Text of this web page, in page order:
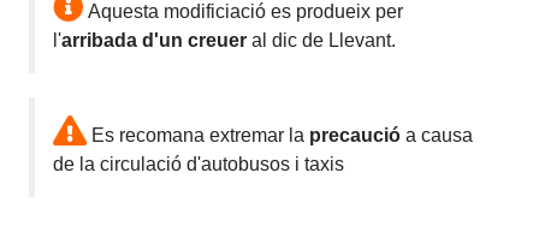
Aquesta modificiació es produeix per
l'arribada d'un creuer al dic de Llevant.
Es recomana extremar la precaucióa causa
de la circulació d'autobusos i taxis